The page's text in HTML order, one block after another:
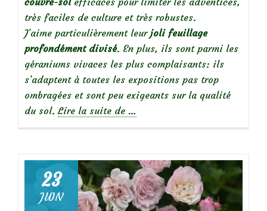
très faciles de culture et très robustes.
J’aime particulièrement leur joli feuillage
profondément divisé. En plus, ils sont parmi les
géraniums vivaces les plus complaisants: ils
s’adaptent à toutes les expositions pas trop
ombragées et sont peu exigeants sur la qualité
du sol. Lire la suite de à
Mes
indispensables
:
…
23
JUIN